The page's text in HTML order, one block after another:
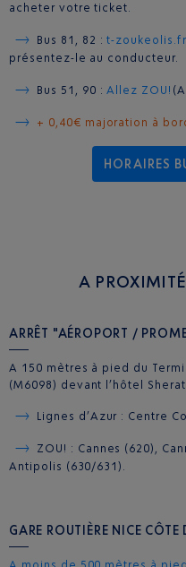
acheter votre ticket.
Bus 81, 82 :t-zoukeolis.fr
présentez-le au conducteur.
Bus 51, 90 :Allez ZOU!
+ 0,40€ majoration à
HORAIRES
A
ARRÊT "AÉROPORT /
A 150 mètres à pied du
(M6098) devant l’hôtel
Lignes d’Azur : Centre
ZOU! : Cannes (620),
Antipolis (630/631).
GARE ROUTIÈRE NICE